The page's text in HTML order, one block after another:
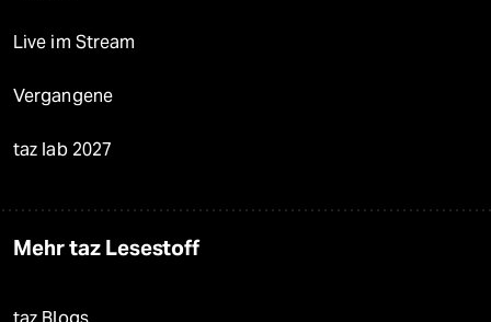
Live im Stream
Vergangene
taz lab 2027
Mehr taz Lesestoff